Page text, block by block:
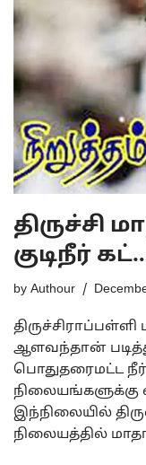
திருச்சி
குடிநீர்
by Authour
ஆளவந்தான்
பொதுதரைமட்ட
நிலையங்களுக்கு
இந்நிலையில்
நிலையத்தில்